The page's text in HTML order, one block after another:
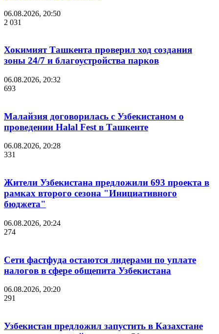
06.08.2026, 20:50
2 031
Хокимият Ташкента проверил ход создания
зоны 24/7 и благоустройства парков
06.08.2026, 20:32
693
Малайзия договорилась с Узбекистаном о
проведении Halal Fest в Ташкенте
06.08.2026, 20:28
331
Жители Узбекистана предложили 693 проекта в
рамках второго сезона "Инициативного
бюджета"
06.08.2026, 20:24
274
Сети фастфуда остаются лидерами по уплате
налогов в сфере общепита Узбекистана
06.08.2026, 20:20
291
Узбекистан предложил запустить в Казахстане